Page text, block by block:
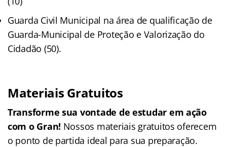
Guarda Civil Municipal na área de qualificação de
Guarda-Municipal de Proteção e Valorização do
Cidadão (50).
Materiais Gratuitos
Transforme sua vontade de estudar em ação
com o Gran! Nossos materiais gratuitos oferecem
o ponto de partida ideal para sua preparação.